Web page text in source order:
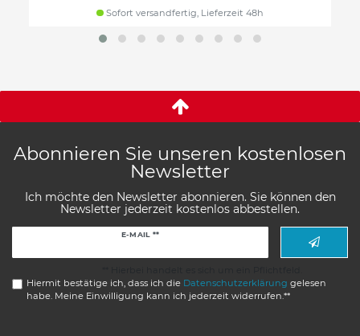
Sofort versandfertig, Lieferzeit 48h
Abonnieren Sie unseren kostenlosen
Newsletter
Ich möchte den Newsletter abonnieren. Sie können den
Newsletter jederzeit kostenlos abbestellen.
E-MAIL **
Hiermit bestätige ich, dass ich die Daten­schutz­erklärung gelesen
habe. Meine Einwilligung kann ich jederzeit widerrufen.**